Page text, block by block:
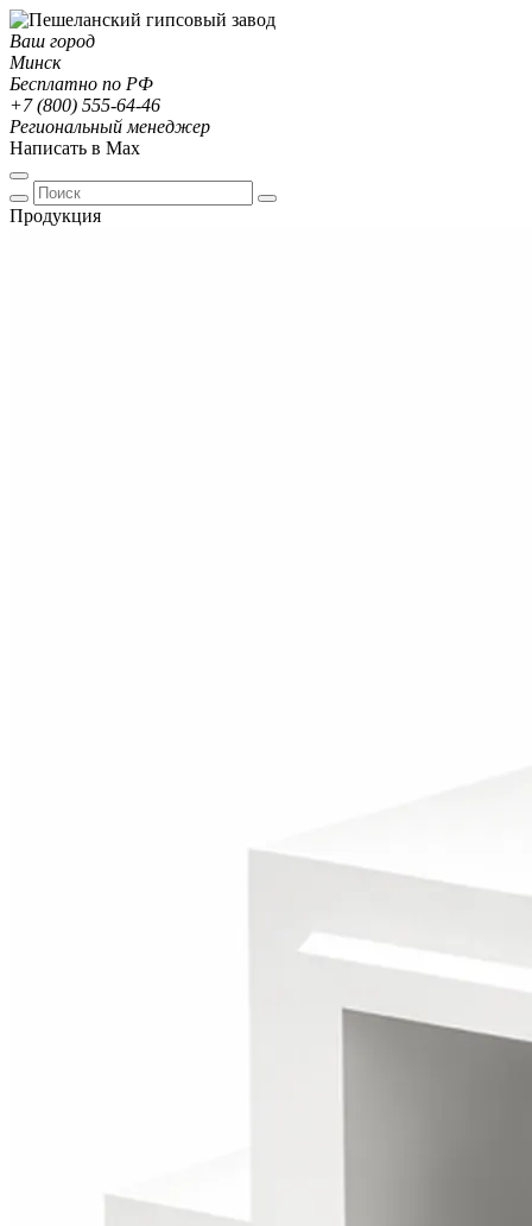
Ваш город
Минск
Бесплатно по РФ
+7 (800) 555-64-46
Региональный менеджер
Написать в Max
Продукция